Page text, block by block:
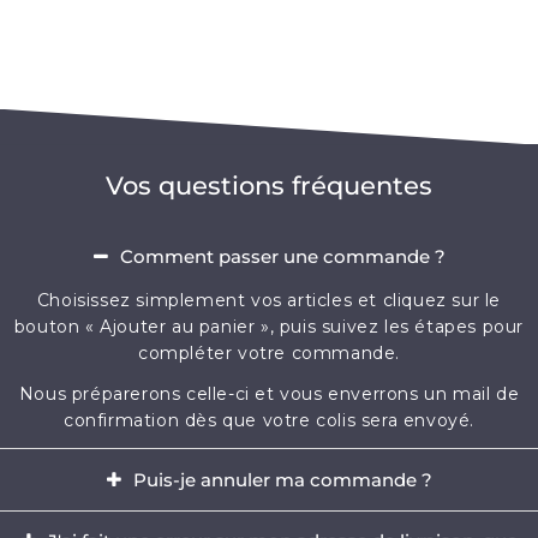
Vos questions fréquentes
Comment passer une commande ?
Choisissez simplement vos articles et cliquez sur le
bouton « Ajouter au panier », puis suivez les étapes pour
compléter votre commande.
Nous préparerons celle-ci et vous enverrons un mail de
confirmation dès que votre colis sera envoyé.
Puis-je annuler ma commande ?